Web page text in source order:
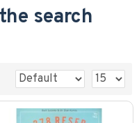
search